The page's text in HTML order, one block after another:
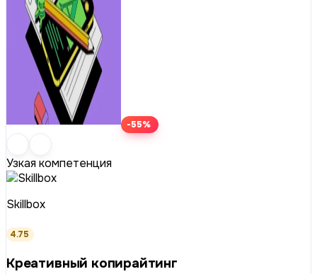
-55%
Узкая компетенция
Skillbox
4.75
Креативный копирайтинг